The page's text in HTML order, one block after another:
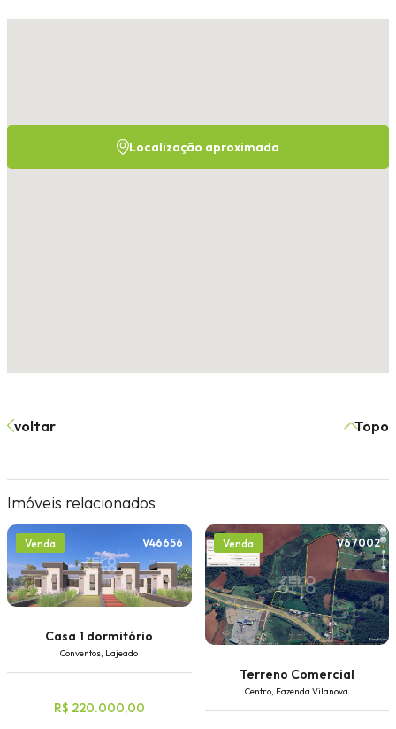
Localização aproximada
voltar Topo
Imóveis relacionados
Venda V46656
Casa 1 dormitório
Conventos, Lajeado
R$ 220.000,00
Venda V67002
Terreno Comercial
Centro, Fazenda Vilanova